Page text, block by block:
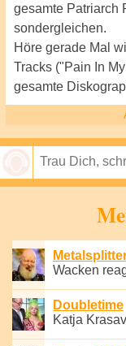
gesamte Patriarch
sondergleichen.
Höre gerade Mal
Tracks ("Pain In
gesamte
Wacken
Doubletime
Katja